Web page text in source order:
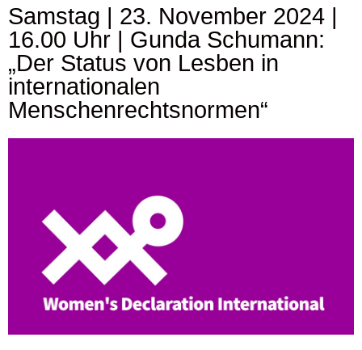
Samstag | 23. November 2024 |
16.00 Uhr | Gunda Schumann:
„Der Status von Lesben in
internationalen
Menschenrechtsnormen“